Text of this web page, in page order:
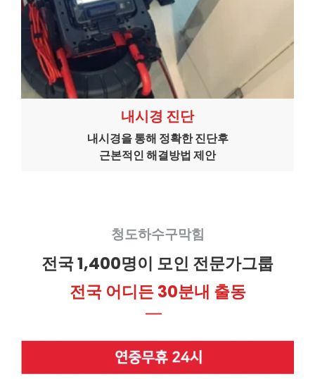
내시경 진단
내시경을 통해 정확한 진단후
근본적인 해결방법 제안
청도하수구막힘
전국 1,400명이 모인 전문가그룹
전국 어디든 30분내 출동